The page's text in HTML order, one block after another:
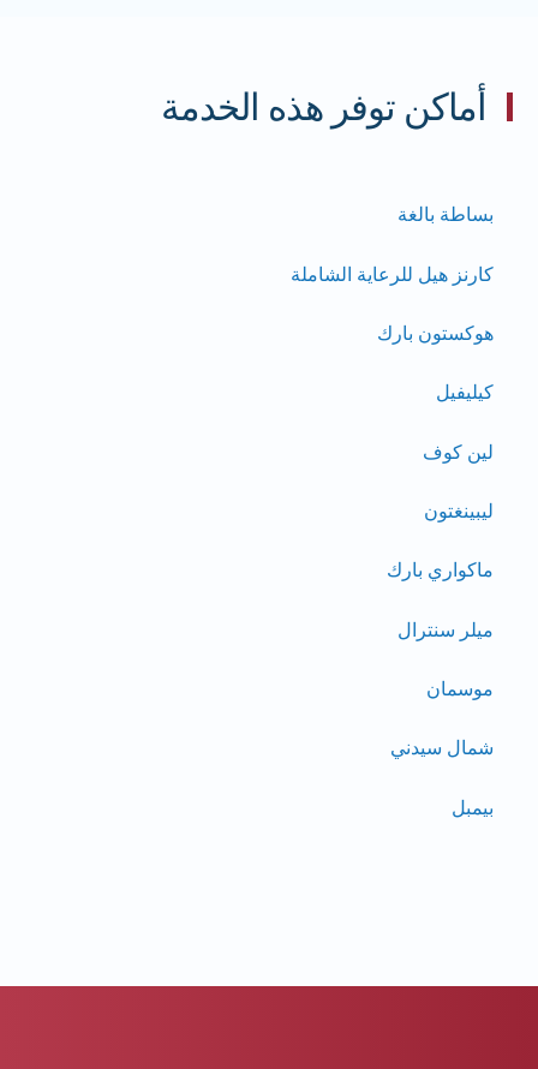
أماكن توفر هذه الخدمة
بساطة بالغة
كارنز هيل للرعاية الشاملة
هوكستون بارك
كيليفيل
لين كوف
ليبينغتون
ماكواري بارك
ميلر سنترال
موسمان
شمال سيدني
بيمبل